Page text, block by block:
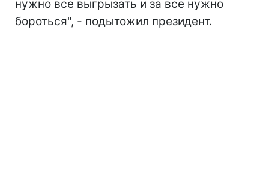
нужно все выгрызать и за все нужно
бороться", - подытожил президент.